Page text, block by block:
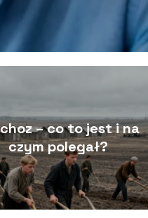
– co to jest i na
czym polegał?